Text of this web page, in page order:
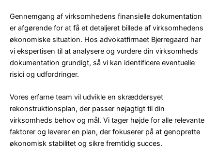
Gennemgang af virksomhedens finansielle dokumentation
er afgørende for at få et detaljeret billede af virksomhedens
økonomiske situation. Hos advokatfirmaet Bjerregaard har
vi ekspertisen til at analysere og vurdere din virksomheds
dokumentation grundigt, så vi kan identificere eventuelle
risici og udfordringer.
Vores erfarne team vil udvikle en skræddersyet
rekonstruktionsplan, der passer nøjagtigt til din
virksomheds behov og mål. Vi tager højde for alle relevante
faktorer og leverer en plan, der fokuserer på at genoprette
økonomisk stabilitet og sikre fremtidig succes.